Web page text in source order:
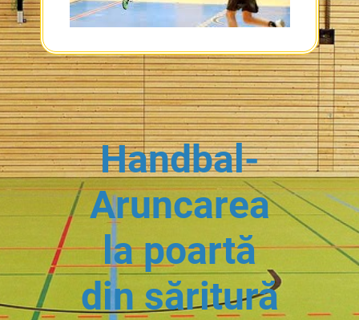
Handbal-
Aruncarea
la poartă
din săritură